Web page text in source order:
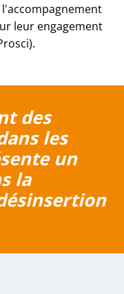
leur engagement
des
les
un
la